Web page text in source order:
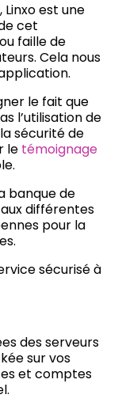
Linxo est une
cet
faille de
Cela nous
le fait que
l’utilisation de
sécurité de
le témoignage
banque de
différentes
pour la
sécurisé à
des serveurs
sur vos
et comptes